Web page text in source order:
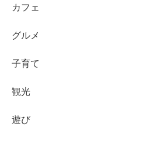
カフェ
グルメ
子育て
観光
遊び